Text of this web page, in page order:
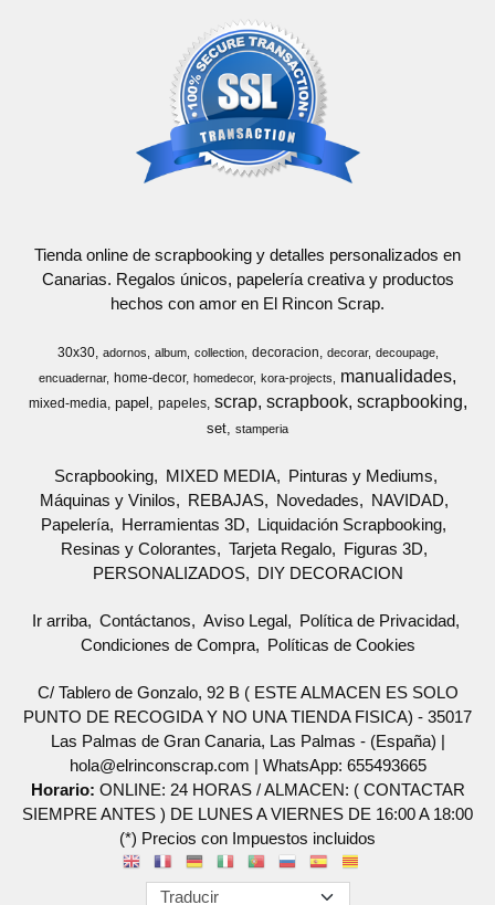
Tienda online de scrapbooking y detalles personalizados en
Canarias. Regalos únicos, papelería creativa y productos
hechos con amor en El Rincon Scrap.
30x30 adornos album collection decoracion decorar
decoupage
encuadernar
home-decor homedecor kora-projects manualidades
mixed-media papel papeles scrap scrapbook scrapbooking
set stamperia
Scrapbooking MIXED MEDIA
Pinturas y Mediums
Máquinas y Vinilos
REBAJAS Novedades
NAVIDAD
Papelería
Herramientas 3D
Liquidación Scrapbooking
Resinas y Colorantes
Tarjeta Regalo
Figuras 3D
PERSONALIZADOS
DIY DECORACION
Ir arriba Contáctanos Aviso Legal
Política de Privacidad
Condiciones de Compra
Políticas de Cookies
C/ Tablero de Gonzalo, 92 B ( ESTE ALMACEN ES SOLO
PUNTO DE RECOGIDA Y NO UNA TIENDA FISICA) - 35017
Las Palmas de Gran Canaria, Las Palmas - (España) |
hola@elrinconscrap.com | WhatsApp: 655493665
Horario: ONLINE: 24 HORAS / ALMACEN: ( CONTACTAR
SIEMPRE ANTES ) DE LUNES A VIERNES DE 16:00 A 18:00
(*) Precios con Impuestos incluidos